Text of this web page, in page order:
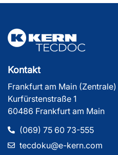
Kontakt
Frankfurt am Main (Zentrale)
Kurfürstenstraße 1
60486 Frankfurt am Main
(069) 75 60 73-555
tecdoku@e-kern.com